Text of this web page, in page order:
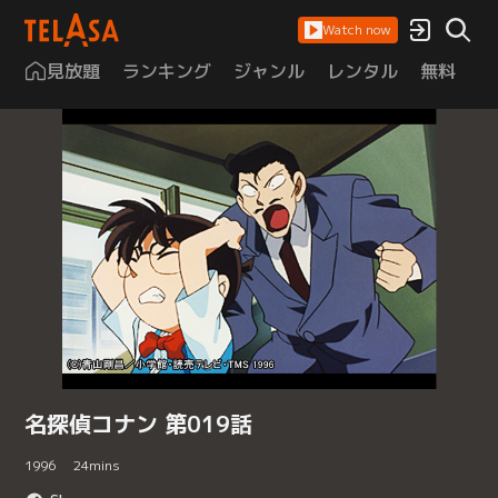
Watch now
見放題 ランキング ジャンル レンタル 無料
名探偵コナン 第019話
1996 24mins